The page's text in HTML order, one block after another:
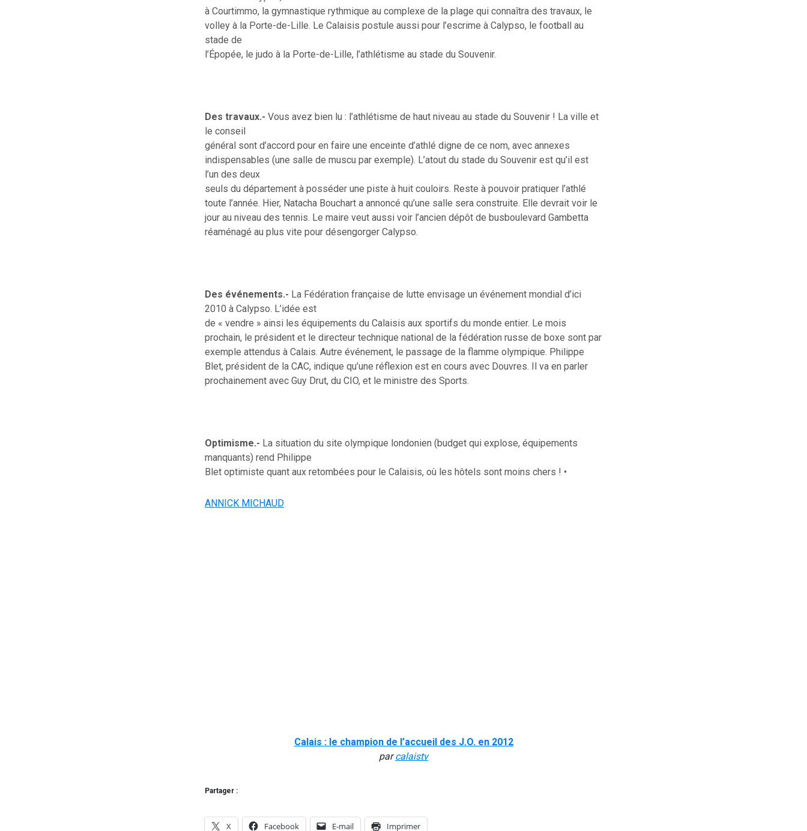
à Courtimmo, la gymnastique rythmique au complexe de la plage qui connaîtra des travaux, le
volley à la Porte-de-Lille. Le Calaisis postule aussi pour l’escrime à Calypso, le football au
stade de
l’Épopée, le judo à la Porte-de-Lille, l’athlétisme au stade du Souvenir.
Des travaux.- Vous avez bien lu : l’athlétisme de haut niveau au stade du Souvenir ! La ville et
le conseil
général sont d’accord pour en faire une enceinte d’athlé digne de ce nom, avec annexes
indispensables (une salle de muscu par exemple). L’atout du stade du Souvenir est qu’il est
l’un des deux
seuls du département à posséder une piste à huit couloirs. Reste à pouvoir pratiquer l’athlé
toute l’année. Hier, Natacha Bouchart a annoncé qu’une salle sera construite. Elle devrait voir le
jour au niveau des tennis. Le maire veut aussi voir l’ancien dépôt de busboulevard Gambetta
réaménagé au plus vite pour désengorger Calypso.
Des événements.- La Fédération française de lutte envisage un événement mondial d’ici
2010 à Calypso. L’idée est
de « vendre » ainsi les équipements du Calaisis aux sportifs du monde entier. Le mois
prochain, le président et le directeur technique national de la fédération russe de boxe sont par
exemple attendus à Calais. Autre événement, le passage de la flamme olympique. Philippe
Blet, président de la CAC, indique qu’une réflexion est en cours avec Douvres. Il va en parler
prochainement avec Guy Drut, du CIO, et le ministre des Sports.
Optimisme.- La situation du site olympique londonien (budget qui explose, équipements
manquants) rend Philippe
Blet optimiste quant aux retombées pour le Calaisis, où les hôtels sont moins chers ! •
ANNICK MICHAUD
Calais : le champion de l’accueil des J.O. en 2012
parcalaistv
Partager :
X Facebook E-mail Imprimer